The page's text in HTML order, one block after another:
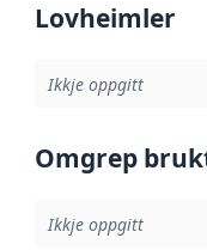
Lovheimler
Ikkje oppgitt
Omgrep
Ikkje oppgitt